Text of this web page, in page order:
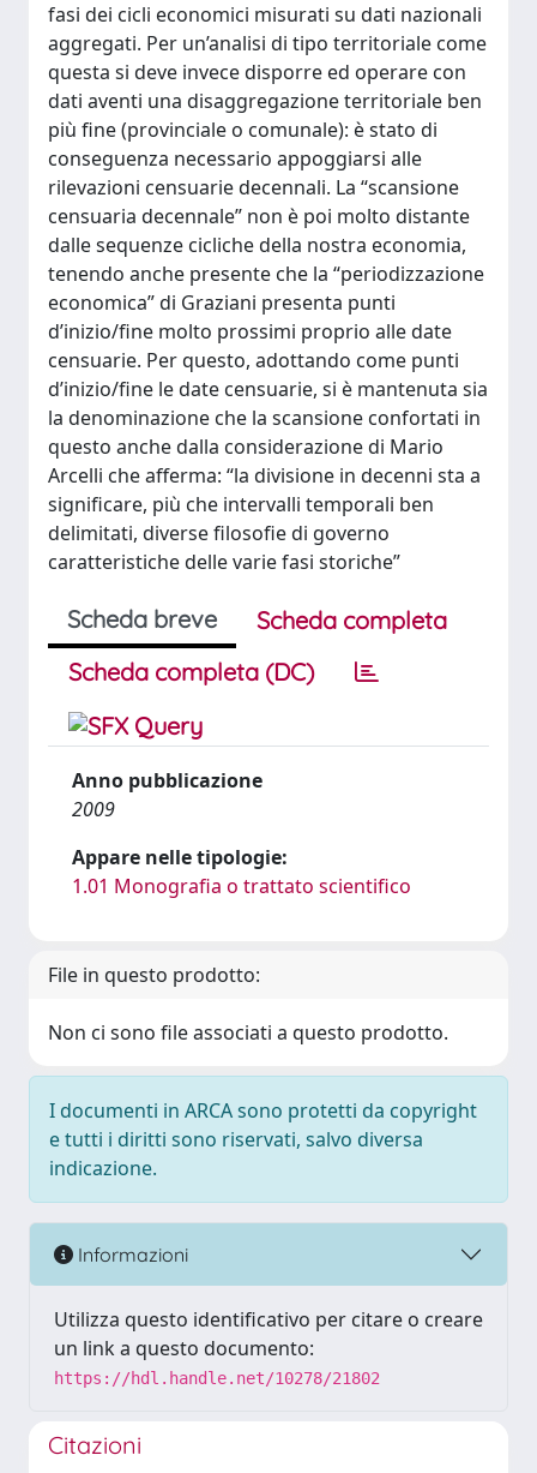
fasi dei cicli economici misurati su dati nazionali
aggregati. Per un’analisi di tipo territoriale come
questa si deve invece disporre ed operare con
dati aventi una disaggregazione territoriale ben
più fine (provinciale o comunale): è stato di
conseguenza necessario appoggiarsi alle
rilevazioni censuarie decennali. La “scansione
censuaria decennale” non è poi molto distante
dalle sequenze cicliche della nostra economia,
tenendo anche presente che la “periodizzazione
economica” di Graziani presenta punti
d’inizio/fine molto prossimi proprio alle date
censuarie. Per questo, adottando come punti
d’inizio/fine le date censuarie, si è mantenuta sia
la denominazione che la scansione confortati in
questo anche dalla considerazione di Mario
Arcelli che afferma: “la divisione in decenni sta a
significare, più che intervalli temporali ben
delimitati, diverse filosofie di governo
caratteristiche delle varie fasi storiche”
Scheda breve
Scheda completa
Scheda completa (DC)
Anno pubblicazione
2009
Appare nelle tipologie:
1.01 Monografia o trattato scientifico
File in questo prodotto:
Non ci sono file associati a questo prodotto.
I documenti in ARCA sono protetti da copyright
e tutti i diritti sono riservati, salvo diversa
indicazione.
Informazioni
Utilizza questo identificativo per citare o creare
un link a questo documento:
https://hdl.handle.net/10278/21802
Citazioni